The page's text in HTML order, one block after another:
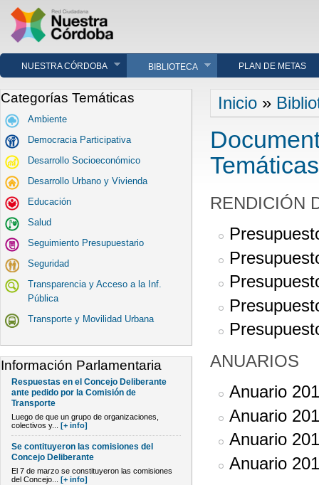
NUESTRA CÓRDOBA BIBLIOTECA PLAN DE METAS
Categorías Temáticas
Ambiente
Democracia Participativa
Desarrollo Socioeconómico
Desarrollo Urbano y Vivienda
Educación
Salud
Seguimiento Presupuestario
Seguridad
Transparencia y Acceso a la Inf.
Pública
Transporte y Movilidad Urbana
Información Parlamentaria
Respuestas en el Concejo Deliberante
ante pedido por la Comisión de
Transporte
Luego de que un grupo de organizaciones,
colectivos y... [+ info]
Se contituyeron las comisiones del
Concejo Deliberante
El 7 de marzo se constituyeron las comisiones
del Concejo... [+ info]
Se encuentra
Inicio »
RENDICIÓN
ANUARIOS
Anuario
Anuario
Anuario
Anuario